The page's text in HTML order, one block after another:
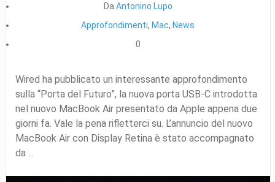
Da Antonino Lupo
Approfondimenti, Mac, News
0
Wired ha pubblicato un interessante approfondimento
sulla “Porta del Futuro”, la nuova porta USB-C introdotta
nel nuovo MacBook Air presentato da Apple appena due
giorni fa. Vale la pena rifletterci su. L’annuncio del nuovo
MacBook Air con Display Retina è stato accompagnato
da ...